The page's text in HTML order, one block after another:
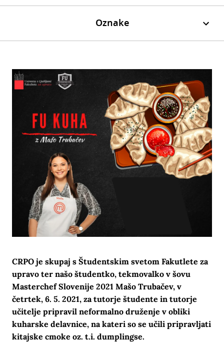
Oznake
CRPO je skupaj s Študentskim svetom Fakutlete za
upravo ter našo študentko, tekmovalko v šovu
Masterchef Slovenije 2021 Mašo Trubačev, v
četrtek, 6. 5. 2021, za tutorje študente in tutorje
učitelje pripravil neformalno druženje v obliki
kuharske delavnice, na kateri so se učili pripravljati
kitajske cmoke oz. t.i. dumplingse.